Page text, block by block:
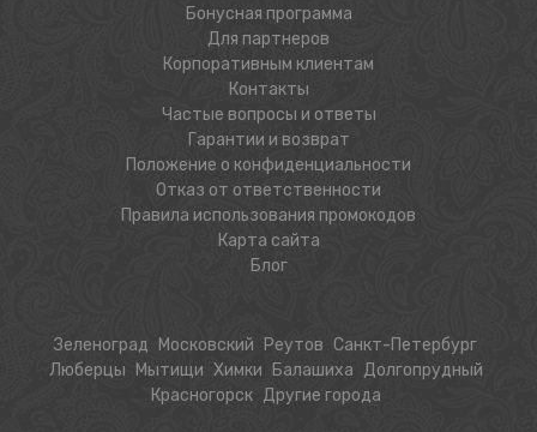
Бонусная программа
Для партнеров
Корпоративным клиентам
Контакты
Частые вопросы и ответы
Гарантии и возврат
Положение о конфиденциальности
Отказ от ответственности
Правила использования промокодов
Карта сайта
Блог
Зеленоград Московский Реутов Санкт-Петербург
Люберцы
Мытищи Химки Балашиха Долгопрудный
Красногорск Другие города